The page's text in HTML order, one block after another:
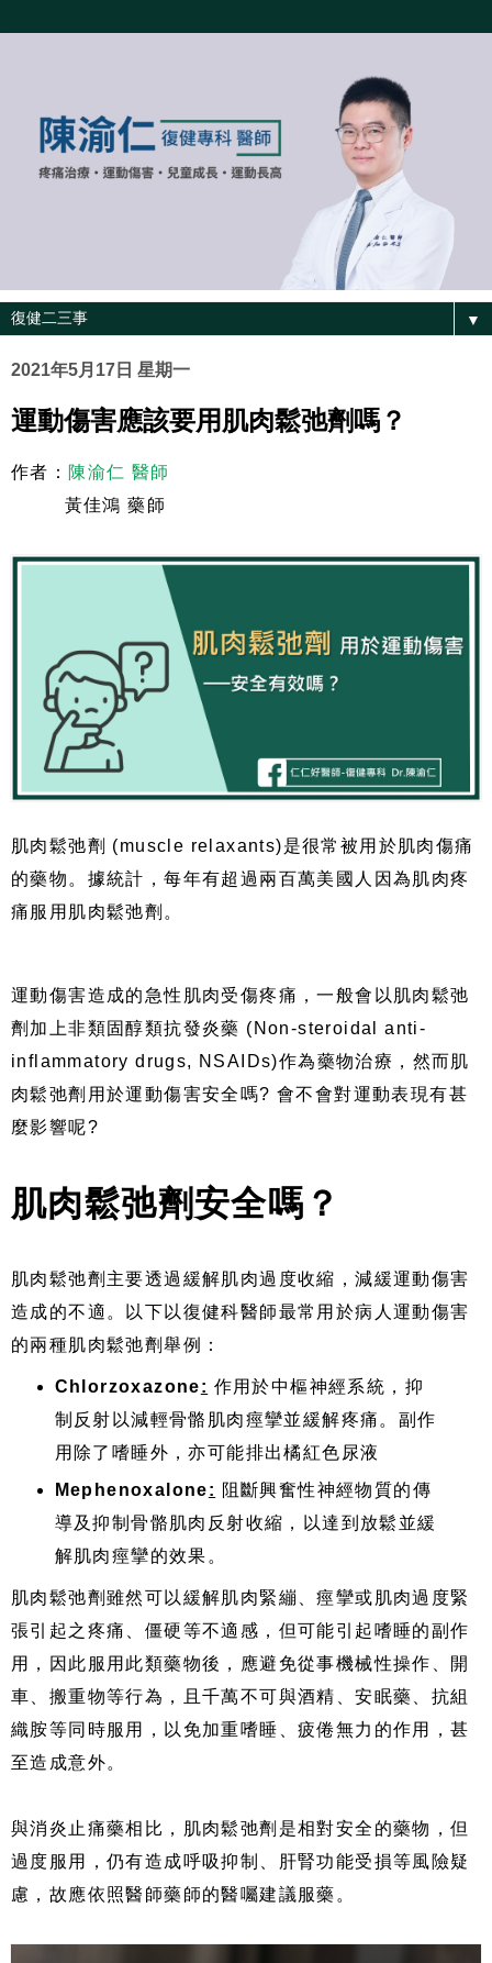
▼
2021年5月17日 星期一
運動傷害應該要用肌肉鬆弛劑嗎？
作者： 陳渝仁 醫師
黃佳鴻 藥師
肌肉鬆弛劑 (muscle relaxants)是很常被用於肌肉傷痛
的藥物。據統計，每年有超過兩百萬美國人因為肌肉疼
痛服用肌肉鬆弛劑。
運動傷害造成的急性肌肉受傷疼痛，一般會以肌肉鬆弛
劑加上非類固醇類抗發炎藥 (Non-steroidal anti-
inflammatory drugs, NSAIDs)作為藥物治療，然而肌
肉鬆弛劑用於運動傷害安全嗎? 會不會對運動表現有甚
麼影響呢?
肌肉鬆弛劑安全嗎？
肌肉鬆弛劑主要透過緩解肌肉過度收縮，減緩運動傷害
造成的不適。以下以復健科醫師最常用於病人運動傷害
的兩種肌肉鬆弛劑舉例：
Chlorzoxazone: 作用於中樞神經系統，抑
制反射以減輕骨骼肌肉痙攣並緩解疼痛。副作
用除了嗜睡外，亦可能排出橘紅色尿液
Mephenoxalone: 阻斷興奮性神經物質的傳
導及抑制骨骼肌肉反射收縮，以達到放鬆並緩
解肌肉痙攣的效果。
肌肉鬆弛劑雖然可以緩解肌肉緊繃、痙攣或肌肉過度緊
張引起之疼痛、僵硬等不適感，但可能引起嗜睡的副作
用，因此服用此類藥物後，應避免從事機械性操作、開
車、搬重物等行為，且千萬不可與酒精、安眠藥、抗組
織胺等同時服用，以免加重嗜睡、疲倦無力的作用，甚
至造成意外。
與消炎止痛藥相比，肌肉鬆弛劑是相對安全的藥物，但
過度服用，仍有造成呼吸抑制、肝腎功能受損等風險疑
慮，故應依照醫師藥師的醫囑建議服藥。